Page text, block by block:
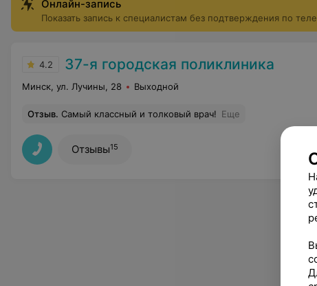
Онлайн-запись
Показать запись к специалистам без подтверждения по
4.2 37-я городская поликлиника
Минск, ул. Лучины, 28 Выходной
Отзыв. Самый классный и толковый врач! Еще
Отзывы15